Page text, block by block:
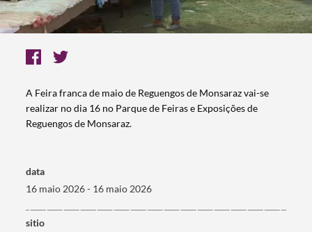
A Feira franca de maio de Reguengos de Monsaraz vai-se
realizar no dia 16 no Parque de Feiras e Exposições de
Reguengos de Monsaraz.
data
16 maio 2026 - 16 maio 2026
sitio